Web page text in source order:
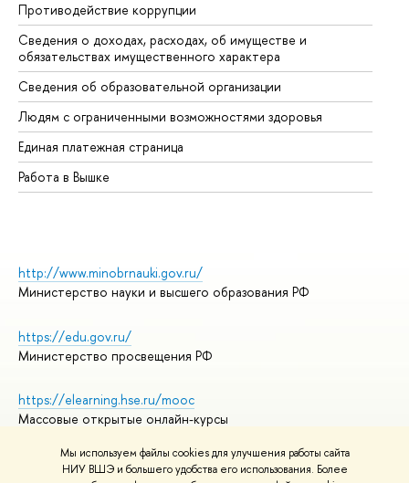
Мы используем файлы cookies для улучшения работы сайта
НИУ ВШЭ и большего удобства его использования. Более
Противодействие коррупции
Сведения о доходах, расходах, об имуществе и
обязательствах имущественного характера
Сведения об образовательной организации
Людям с ограниченными возможностями здоровья
Единая платежная страница
Работа в Вышке
http://www.minobrnauki.gov.ru/
Министерство науки и высшего образования РФ
https://edu.gov.ru/
Министерство просвещения РФ
https://elearning.hse.ru/mooc
Массовые открытые онлайн-курсы